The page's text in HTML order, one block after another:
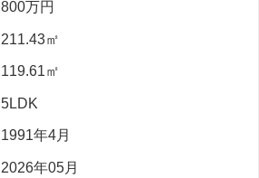
800万円
211.43㎡
119.61㎡
5LDK
1991年4月
2026年05月